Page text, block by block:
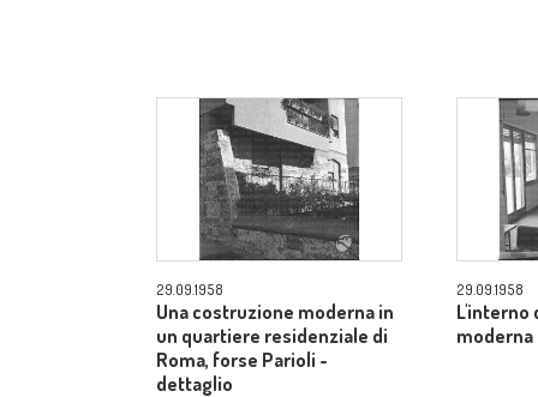
29.09.1958
Una costruzione moderna in
un quartiere residenziale di
Roma, forse Parioli -
dettaglio
29.09.1958
L'interno